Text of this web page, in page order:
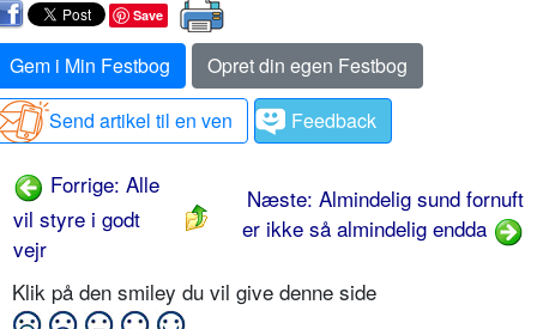
Save
Gem i Min Festbog
Opret din egen Festbog
Send artikel til en ven
Feedback
Forrige: Alle
vil styre i godt
vejr
Næste: Almindelig sund fornuft
er ikke så almindelig endda
Klik på den smiley du vil give denne side